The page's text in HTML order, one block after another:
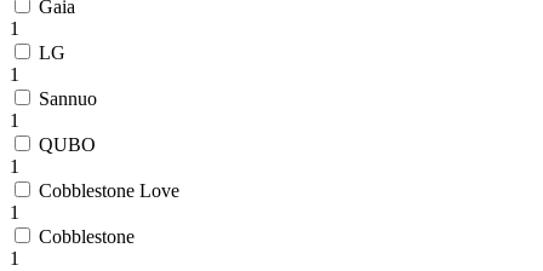
Gaia
1
LG
1
Sannuo
1
QUBO
1
Cobblestone Love
1
Cobblestone
1